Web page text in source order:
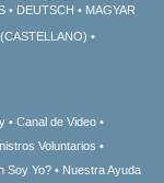
DEUTSCH
MAGYAR
Canal de Video
Voluntarios
Soy Yo? Nuestra Ayuda